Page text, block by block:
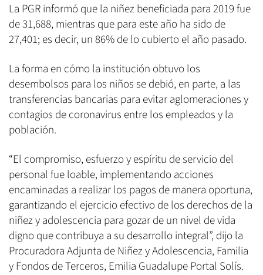
La PGR informó que la niñez beneficiada para 2019 fue
de 31,688, mientras que para este año ha sido de
27,401; es decir, un 86% de lo cubierto el año pasado.
La forma en cómo la institución obtuvo los
desembolsos para los niños se debió, en parte, a las
transferencias bancarias para evitar aglomeraciones y
contagios de coronavirus entre los empleados y la
población.
“El compromiso, esfuerzo y espíritu de servicio del
personal fue loable, implementando acciones
encaminadas a realizar los pagos de manera oportuna,
garantizando el ejercicio efectivo de los derechos de la
niñez y adolescencia para gozar de un nivel de vida
digno que contribuya a su desarrollo integral”, dijo la
Procuradora Adjunta de Niñez y Adolescencia, Familia
y Fondos de Terceros, Emilia Guadalupe Portal Solís.